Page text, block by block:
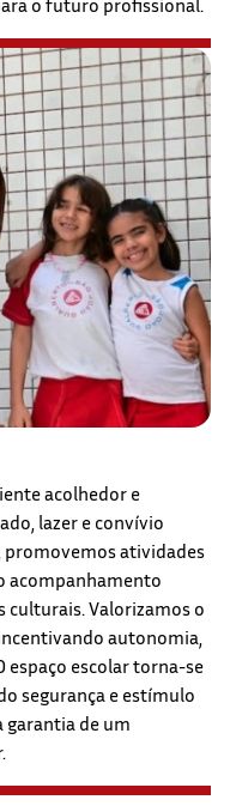
o futuro profissional.
acolhedor e
lazer e convívio
promovemos atividades
acompanhamento
culturais. Valorizamos o
autonomia,
espaço escolar torna-se
segurança e estímulo
garantia de um